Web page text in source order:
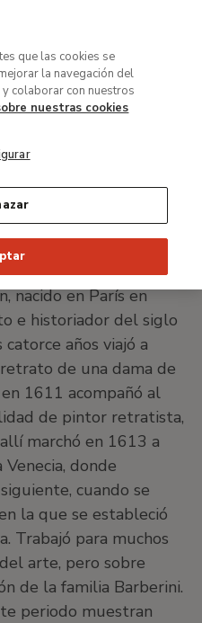
llamado Laurent
de la infancia y
nacido en París en
e historiador del siglo
años viajó a
de una dama de
1611 acompañó al
de pintor retratista,
marchó en 1613 a
donde
cuando se
la que se estableció
Trabajó para muchos
arte, pero sobre
de la familia Barberini.
periodo muestran
que las cookies se
la navegación del
colaborar con nuestros
nuestras cookies